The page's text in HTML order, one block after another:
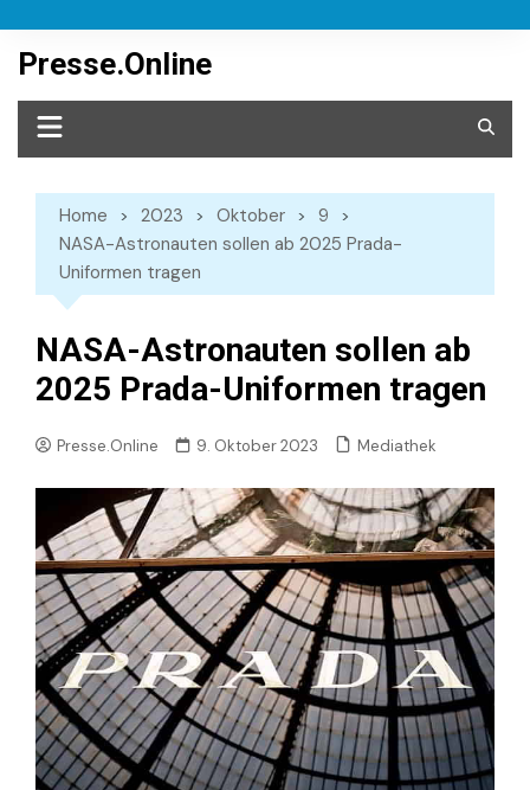
content
Presse.Online
Home 2023 Oktober
9
NASA-Astronauten sollen ab 2025 Prada-
Uniformen tragen
NASA-Astronauten sollen ab
2025 Prada-Uniformen tragen
Presse.Online 9. Oktober 2023 Mediathek